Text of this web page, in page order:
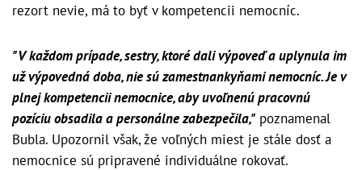
rezort nevie, má to byť v kompetencii nemocníc.
"V každom prípade, sestry, ktoré dali výpoveď a uplynula im
už výpovedná doba, nie sú zamestnankyňami nemocníc. Je v
plnej kompetencii nemocnice, aby uvoľnenú pracovnú
pozíciu obsadila a personálne zabezpečila," poznamenal
Bubla. Upozornil však, že voľných miest je stále dosť a
nemocnice sú pripravené individuálne rokovať.